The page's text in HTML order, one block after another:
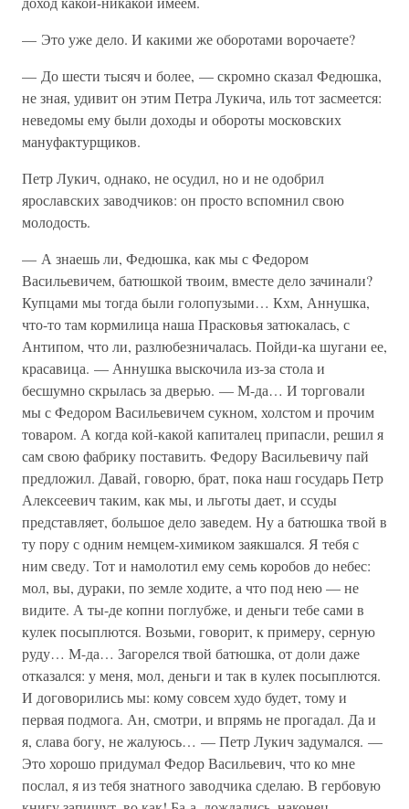
— Это уже дело. И какими же оборотами ворочаете?
— До шести тысяч и более, — скромно сказал Федюшка,
не зная, удивит он этим Петра Лукича, иль тот засмеется:
неведомы ему были доходы и обороты московских
мануфактурщиков.
Петр Лукич, однако, не осудил, но и не одобрил
ярославских заводчиков: он просто вспомнил свою
молодость.
— А знаешь ли, Федюшка, как мы с Федором
Васильевичем, батюшкой твоим, вместе дело зачинали?
Купцами мы тогда были голопузыми… Кхм, Аннушка,
что-то там кормилица наша Прасковья затюкалась, с
Антипом, что ли, разлюбезничалась. Пойди-ка шугани ее,
красавица. — Аннушка выскочила из-за стола и
бесшумно скрылась за дверью. — М-да… И торговали
мы с Федором Васильевичем сукном, холстом и прочим
товаром. А когда кой-какой капиталец припасли, решил я
сам свою фабрику поставить. Федору Васильевичу пай
предложил. Давай, говорю, брат, пока наш государь Петр
Алексеевич таким, как мы, и льготы дает, и ссуды
представляет, большое дело заведем. Ну а батюшка твой в
ту пору с одним немцем-химиком заякшался. Я тебя с
ним сведу. Тот и намолотил ему семь коробов до небес:
мол, вы, дураки, по земле ходите, а что под нею — не
видите. А ты-де копни поглубже, и деньги тебе сами в
кулек посыплются. Возьми, говорит, к примеру, серную
руду… М-да… Загорелся твой батюшка, от доли даже
отказался: у меня, мол, деньги и так в кулек посыплются.
И договорились мы: кому совсем худо будет, тому и
первая подмога. Ан, смотри, и впрямь не прогадал. Да и
я, слава богу, не жалуюсь… — Петр Лукич задумался. —
Это хорошо придумал Федор Васильевич, что ко мне
послал, я из тебя знатного заводчика сделаю. В гербовую